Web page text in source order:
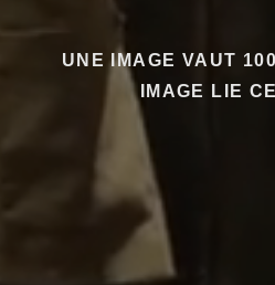
UNE IMAGE VAUT
IMAGE LIE